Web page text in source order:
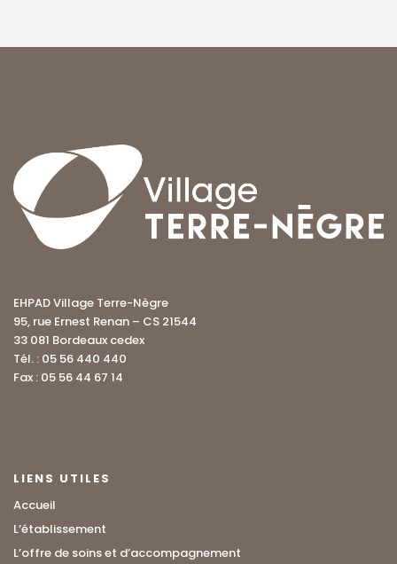
EHPAD Village Terre-Nègre
95, rue Ernest Renan – CS 21544
33 081 Bordeaux cedex
Tél. : 05 56 440 440
Fax : 05 56 44 67 14
LIENS UTILES
Accueil
L’établissement
L’offre de soins et d’accompagnement